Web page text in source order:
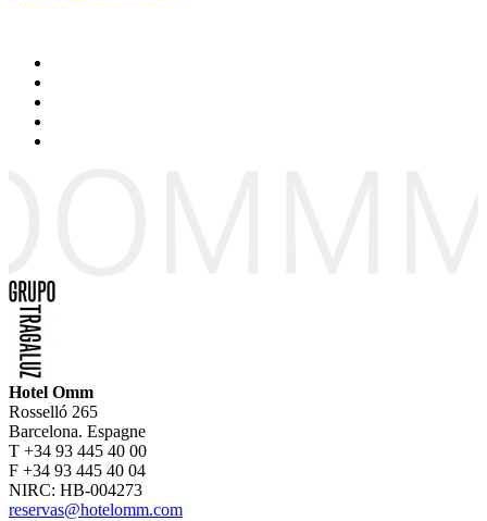
Hotel Omm
Rosselló 265
Barcelona. Espagne
T +34 93 445 40 00
F +34 93 445 40 04
NIRC: HB-004273
reservas@hotelomm.com